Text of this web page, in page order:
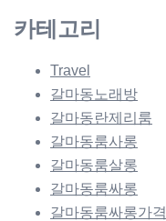
카테고리
Travel
갈마동노래방
갈마동란제리룸
갈마동룸사롱
갈마동룸살롱
갈마동룸싸롱
갈마동룸싸롱가격